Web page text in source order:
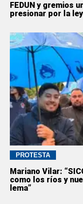
FEDUN y gremios
presionar por la
PROTESTA
Mariano Vilar:
como los ríos y
lema”